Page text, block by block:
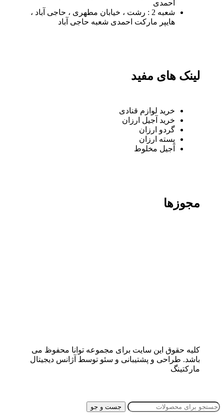
احمدی
شعبه 2 : رشت ، خیابان مطهری ، حاجی آباد ،
هایپر مارکت احمدی شعبه حاجی آباد
لینک های مفید
خرید لوازم قنادی
خرید آجیل ارزان
گردو ارزان
پسته ارزان
آجیل مخلوط
مجوزها
کلیه حقوق این سایت برای مجموعه توانا محفوظ می
باشد. طراحی و پشتیبانی و سئو توسط آژانس دیجیتال
مارکتینگ
جست و جو